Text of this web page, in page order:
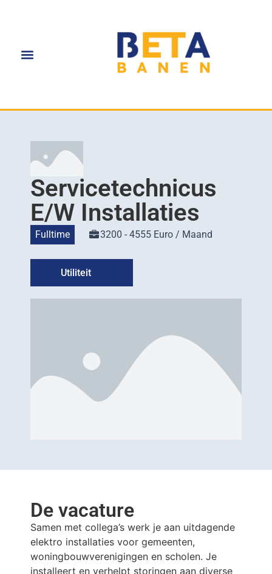
Servicetechnicus
E/W Installaties
Fulltime 3200 - 4555 Euro / Maand
Utiliteit
De vacature
Samen met collega’s werk je aan uitdagende
elektro installaties voor gemeenten,
woningbouwverenigingen en scholen. Je
installeert en verhelpt storingen aan diverse